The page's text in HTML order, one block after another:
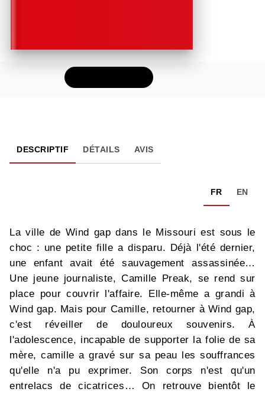
DESCRIPTIF DÉTAILS AVIS
FR EN
La ville de Wind gap dans le Missouri est sous le
choc : une petite fille a disparu. Déjà l'été dernier,
une enfant avait été sauvagement assassinée…
Une jeune journaliste, Camille Preak, se rend sur
place pour couvrir l'affaire. Elle-même a grandi à
Wind gap. Mais pour Camille, retourner à Wind gap,
c'est réveiller de douloureux souvenirs. À
l'adolescence, incapable de supporter la folie de sa
mère, camille a gravé sur sa peau les souffrances
qu'elle n'a pu exprimer. Son corps n'est qu'un
entrelacs de cicatrices… On retrouve bientôt le